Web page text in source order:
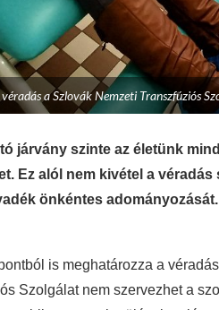
a Szlovák Nemzeti Transzfúziós
járvány szinte az életünk
Ez alól nem kivétel a
önkéntes
is meghatározza a
Szolgálat nem szervezhet a